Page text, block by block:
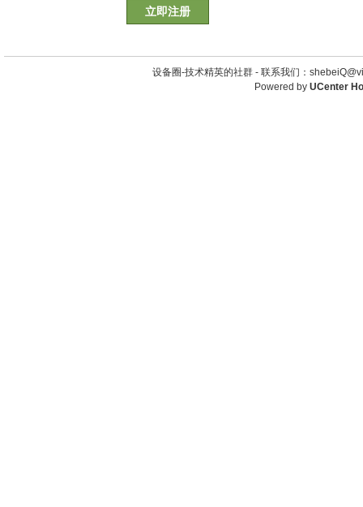
立即注册
设备圈-技术精英的社群 - 联系我们：
Powered by UCenter